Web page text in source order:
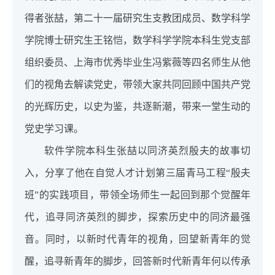
得者张喆，第二十一届研究生支教团成员、数学科学
学院博士研究生王铭恺，数学科学学院本科生党支部
组织委员、上海市优秀毕业生冯紫薇等四名师生从他
们的视角去解读党史，带领大家共同回顾中国共产党
的光辉历史，以史为鉴，共逐新潮，带来一堂生动的
党史学习课。
软件学院本科生张喆以同济英烈殷夫的故事切
入，分享了他在自觉人才计划第三届青马工程“殷夫
班”的实践项目，带领全场师生一起回到那个觉醒年
代，追寻同济英烈的脚步，探索历史中的同济最强
音。同时，以新时代青年的视角，回望新青年的觉
醒，追寻新青年的脚步，回答新时代新青年何以传承